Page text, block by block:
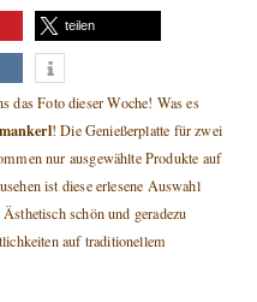
teilen
das Foto dieser Woche! Was es
! Die Genießerplatte für zwei
nur ausgewählte Produkte auf
ist diese erlesene Auswahl
schön und geradezu
auf traditionellem